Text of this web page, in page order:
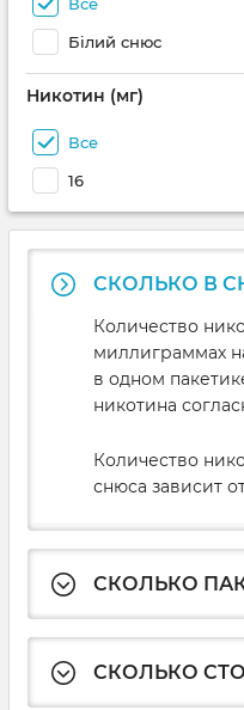
Білий снюс
Никотин (мг)
Все
16
СКОЛЬКО В
Количество
миллиграммах
в одном
никотина
Количество
снюса зависит
СКОЛЬКО
СКОЛЬКО